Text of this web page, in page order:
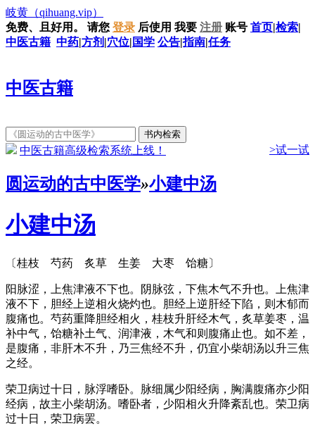
岐黄 （qihuang.vip）
免费、且好用。
请您 登录 后使用 我要 注册 账号 首页|检索|
中医古籍 中药|方剂 |穴位| 国学 公告|指南|任务
中医古籍
中医古籍高级检索系统上线！ >试一试
圆运动的古中医学»小建中汤
小建中汤
〔桂枝 芍药 炙草 生姜 大枣 饴糖〕
阳脉涩，上焦津液不下也。阴脉弦，下焦木气不升也。上焦津
液不下，胆经上逆相火烧灼也。胆经上逆肝经下陷，则木郁而
腹痛也。芍药重降胆经相火，桂枝升肝经木气，炙草姜枣，温
补中气，饴糖补土气、润津液，木气和则腹痛止也。如不差，
是腹痛，非肝木不升，乃三焦经不升，仍宜小柴胡汤以升三焦
之经。
荣卫病过十日，脉浮嗜卧。脉细属少阳经病，胸满腹痛亦少阳
经病，故主小柴胡汤。嗜卧者，少阳相火升降紊乱也。荣卫病
过十日，荣卫病罢。